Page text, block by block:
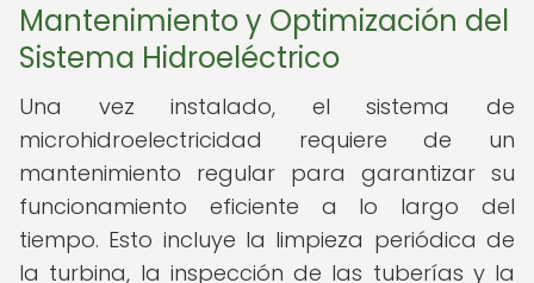
Mantenimiento y Optimización del
Sistema Hidroeléctrico
Una vez instalado, el sistema de
microhidroelectricidad requiere de un
mantenimiento regular para garantizar su
funcionamiento eficiente a lo largo del
tiempo. Esto incluye la limpieza periódica de
la turbina, la inspección de las tuberías y la